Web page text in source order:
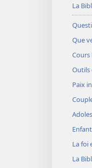
La
Que
Outils
Paix
La foi
La